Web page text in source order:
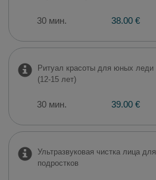
30 мин. 38.00 €
Ритуал красоты для юных леди
(12-15 лет)
30 мин. 39.00 €
Ультразвуковая чистка лица для
подростков